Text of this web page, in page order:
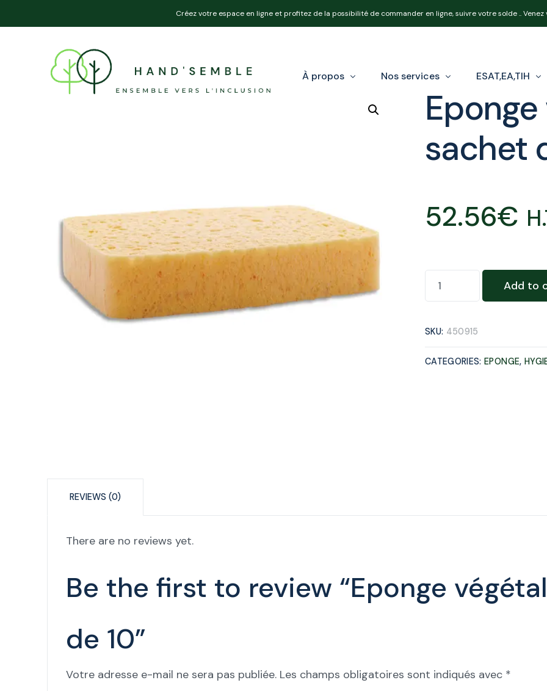
Créez votre espace en ligne et profitez de la possibilité de commander en ligne, suivre votre solde .. Venez
À propos Nos services
Nos produits
ESAT,EA,TIH
Loi Handicap
Calcul de
sachet
52.56€
Add to
SKU: 450915
CATEGORIES: EPONGE,
REVIEWS (0)
There are no reviews yet.
Be the first to review “Eponge
de 10”
Votre adresse e-mail ne sera pas publiée. Les champs obligatoires sont indiqués avec *